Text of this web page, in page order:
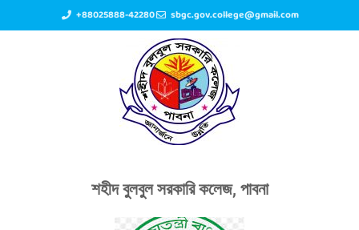
+88025888-42280 sbgc.gov.college@gmail.com
শহীদ বুলবুল সরকারি কলেজ, পাবনা